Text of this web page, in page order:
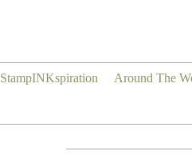
StampINKspiration Around The